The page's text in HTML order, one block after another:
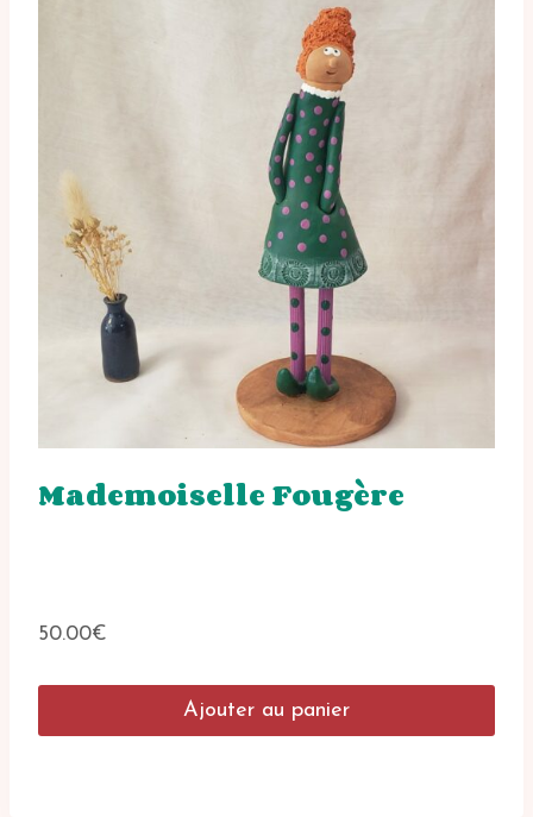
Mademoiselle Fougère
50.00€
Ajouter au panier